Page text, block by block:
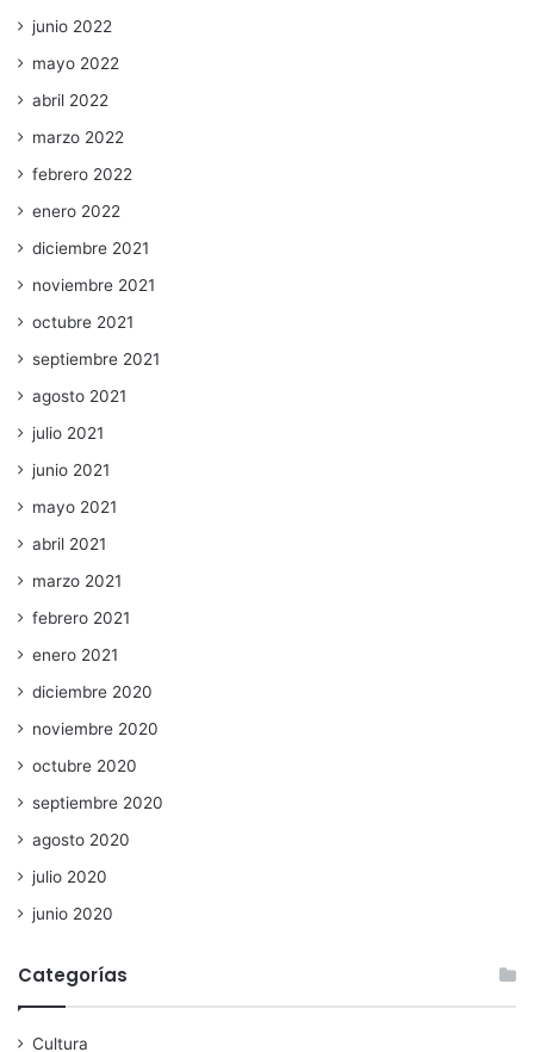
junio 2022
mayo 2022
abril 2022
marzo 2022
febrero 2022
enero 2022
diciembre 2021
noviembre 2021
octubre 2021
septiembre 2021
agosto 2021
julio 2021
junio 2021
mayo 2021
abril 2021
marzo 2021
febrero 2021
enero 2021
diciembre 2020
noviembre 2020
octubre 2020
septiembre 2020
agosto 2020
julio 2020
junio 2020
Categorías
Cultura